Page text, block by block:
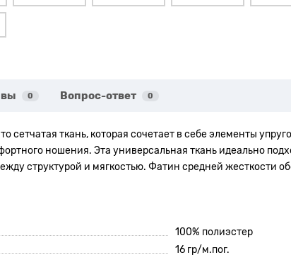
0 Вопрос-ответ 0
ткань, которая сочетает в себе элементы
ношения. Эта универсальная ткань идеально
структурой и мягкостью. Фатин средней жесткости
100% полиэстер
16 гр/м.пог.